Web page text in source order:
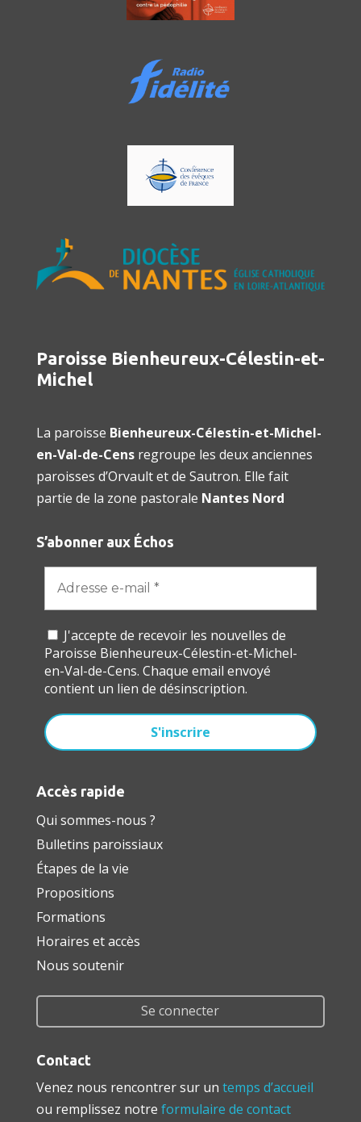
Paroisse Bienheureux-Célestin-et-
Michel
La paroisse Bienheureux-Célestin-et-Michel-
en-Val-de-Censregroupe les deux anciennes
paroisses d’Orvault et de Sautron. Elle fait
partie de la zone pastorale Nantes Nord
S’abonner aux Échos
J'accepte de recevoir les nouvelles de
Paroisse Bienheureux-Célestin-et-Michel-
en-Val-de-Cens. Chaque email envoyé
contient un lien de désinscription.
Accès rapide
Qui sommes-nous ?
Bulletins paroissiaux
Étapes de la vie
Propositions
Formations
Horaires et accès
Nous soutenir
Se connecter
Contact
Venez nous rencontrer sur un temps d’accueil
ou remplissez notre formulaire de contact